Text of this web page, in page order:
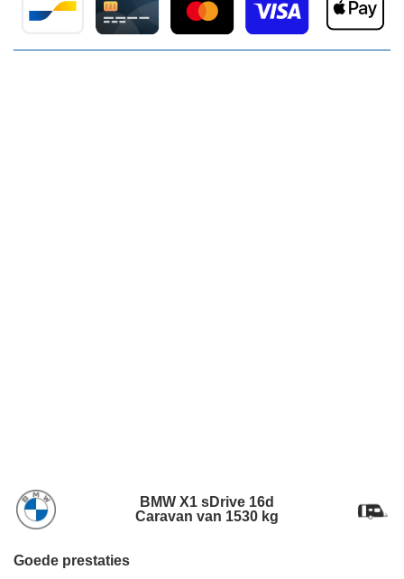
BMW X1 sDrive 16d
Caravan van 1530 kg
Goede prestaties